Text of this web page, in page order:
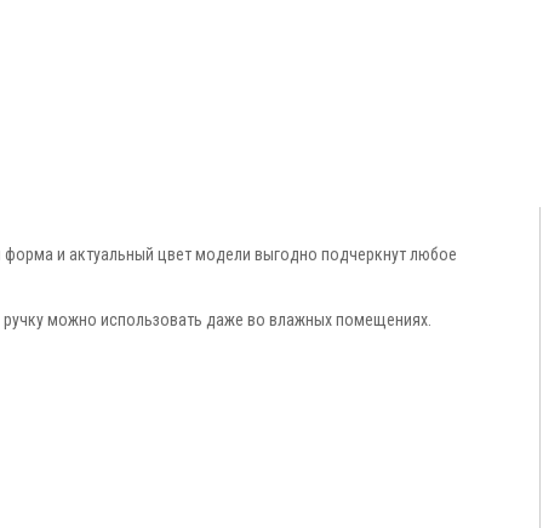
и актуальный цвет модели выгодно подчеркнут любое
можно использовать даже во влажных помещениях.